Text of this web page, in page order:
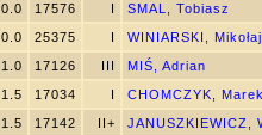
0.0 17576 I
SMAL, Tobiasz
0.0 25375 I
WINIARSKI, Mikołaj
1.0 17126 III
MIŚ, Adrian
1.5 17034 I
CHOMCZYK,
1.5 17142 II+
JANUSZKIEWICZ,